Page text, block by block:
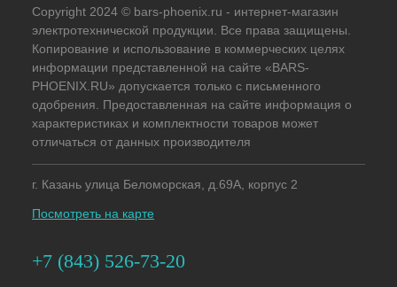
Copyright 2024 © bars-phoenix.ru - интернет-магазин
электротехнической продукции. Все права защищены.
Копирование и использование в коммерческих целях
информации представленной на сайте «BARS-
PHOENIX.RU» допускается только с письменного
одобрения. Предоставленная на сайте информация о
характеристиках и комплектности товаров может
отличаться от данных производителя
г. Казань улица Беломорская, д.69А, корпус 2
Посмотреть на карте
+7 (843) 526-73-20